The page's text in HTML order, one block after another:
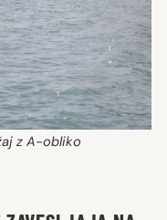
z A-obliko